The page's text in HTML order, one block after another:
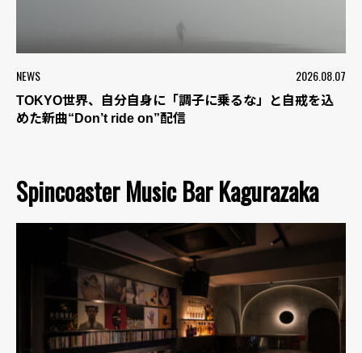
NEWS 2026.08.07
TOKYO世界、自分自身に「調子に乗るな」と自戒を込
めた新曲“Don’t ride on”配信
Spincoaster Music Bar Kagurazaka